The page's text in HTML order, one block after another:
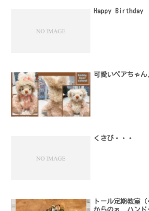
Happy Birthday
可愛いベアちゃ
くさび・・・
トール定期教室（